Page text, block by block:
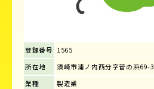
登録番号 1565
所在地
須崎市浦ノ内西分字菅の浜69-3
業種
製造業